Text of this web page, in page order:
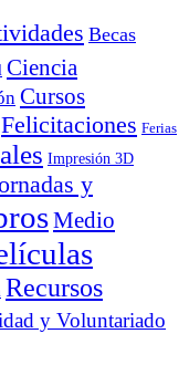
Becas
Ciencia
Cursos
Felicitaciones Ferias
Impresión 3D
y
Medio
Recursos
y Voluntariado